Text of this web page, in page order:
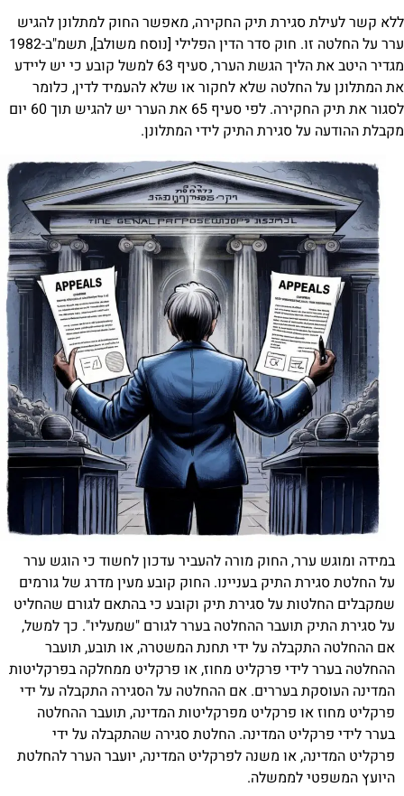
תיק החקירה, מאפשר החוק למתלונן להגיש
ערר על החלטה זו. חוק סדר הדין הפלילי [נוסח משולב], תשמ"ב-1982
מגדיר היטב את הליך הגשת הערר, סעיף 63 למשל קובע כי יש ליידע
שלא לחקור או שלא להעמיד לדין, כלומר
לסגור את תיק החקירה. לפי סעיף 65 את הערר יש להגיש תוך 60 יום
סגירת התיק לידי המתלונן.
החוק מורה להעביר עדכון לחשוד כי הוגש ערר
התיק בעניינו. החוק קובע מעין מדרג של גורמים
על סגירת תיק וקובע כי בהתאם לגורם שהחליט
תועבר ההחלטה בערר לגורם "שמעליו". כך למשל,
על ידי תחנת המשטרה, או תובע, תועבר
פרקליט מחוז, או פרקליט ממחלקה בפרקליטות
בעררים. אם ההחלטה על הסגירה התקבלה על ידי
פרקליט מפרקליטות המדינה, תועבר ההחלטה
המדינה. החלטת סגירה שהתקבלה על ידי
או משנה לפרקליט המדינה, יועבר הערר להחלטת
לממשלה.